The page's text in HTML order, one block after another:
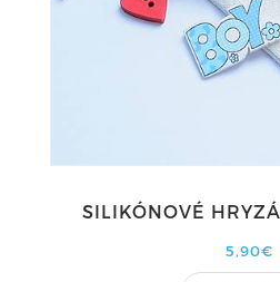
SILIKÓNOVÉ
5,90€